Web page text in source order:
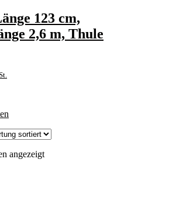
123 cm,
2,6 m, Thule
angezeigtNach